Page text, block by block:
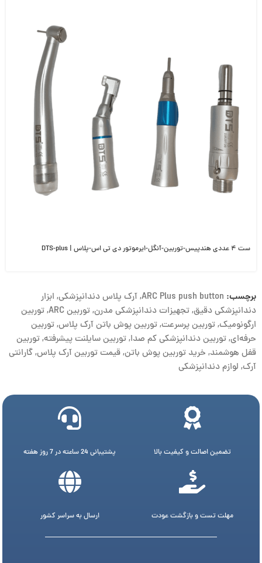
ست ۴ عددی هندپیس-توربین-آنگل-ایرموتور دی تی اس-پلاس | DTS-plus
برچسب: ARC Plus push button
,آرک پلاس دندانپزشکی, ابزار
دندانپزشکی دقیق,تجهیزات دندانپزشکی مدرن,توربین ARC ,توربین
ارگونومیک,توربین پرسرعت,توربین پوش باتن آرک پلاس,توربین
حرفه‌ای,توربین دندانپزشکی کم صدا,توربین سایلنت پیشرفته,توربین
قفل هوشمند, خرید توربین پوش باتن,قیمت توربین آرک پلاس,گارانتی
آرک, لوازم دندانپزشکی
تضمین اصالت و کیفیت بالا پشتیبانی 24 ساعته در 7 روز هفته
مهلت تست و بازگشت عودت ارسال به سراسر کشور